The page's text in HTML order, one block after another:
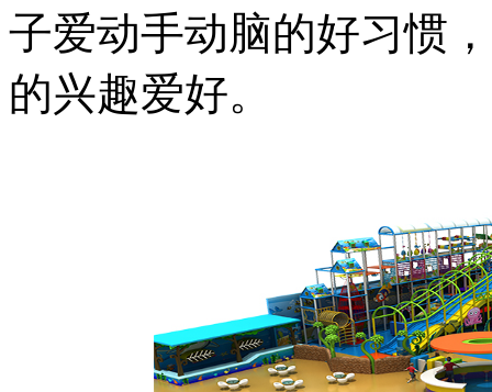
子爱动手动脑的好习惯
的兴趣爱好。